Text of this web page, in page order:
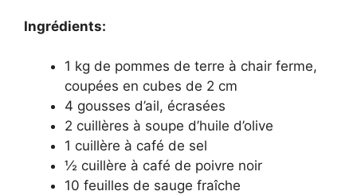
Ingrédients:
1 kg de pommes de terre à chair ferme,
coupées en cubes de 2 cm
4 gousses d’ail, écrasées
2 cuillères à soupe d’huile d’olive
1 cuillère à café de sel
½ cuillère à café de poivre noir
10 feuilles de sauge fraîche